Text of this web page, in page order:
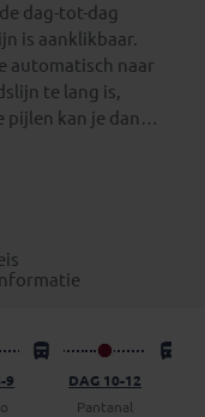
dag-tot-dag
is aanklikbaar.
automatisch naar
te lang is,
kan je dan
deze rondreis
‘Verlengingen’.
(in het
op te
gelegenheid de
9
DAG 10-12
Pantanal